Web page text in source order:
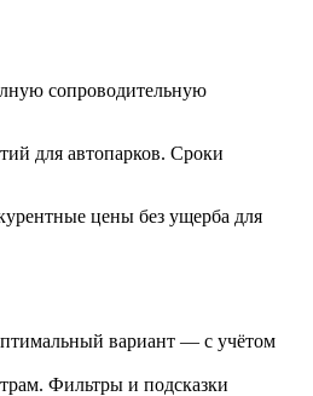
сопроводительную
для автопарков. Сроки
цены без ущерба для
вариант — с учётом
Фильтры и подсказки